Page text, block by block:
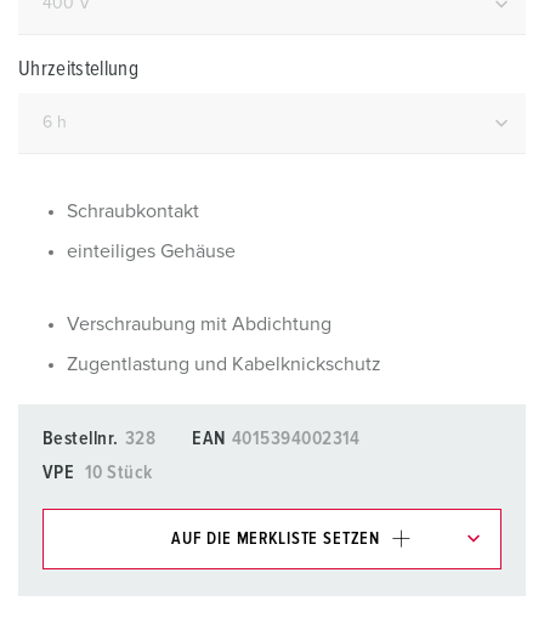
Uhrzeitstellung
Schraubkontakt
einteiliges Gehäuse
Verschraubung mit Abdichtung
Zugentlastung und Kabelknickschutz
Bestellnr. 328 EAN 4015394002314
VPE
10 Stück
AUF DIE MERKLISTE SETZEN